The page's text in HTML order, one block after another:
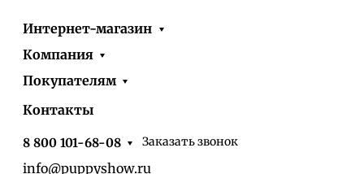
Интернет-магазин
Компания
Покупателям
Контакты
8 800 101-68-08 Заказать звонок
info@puppyshow.ru